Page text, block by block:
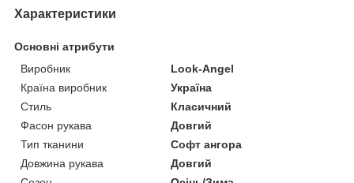
Характеристики
Основні атрибути
Виробник
Look-Angel
Країна виробник
Україна
Стиль
Класичний
Фасон рукава
Довгий
Тип тканини
Софт ангора
Довжина рукава
Довгий